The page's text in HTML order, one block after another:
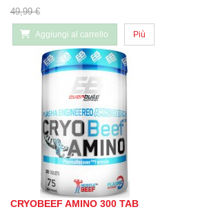
49,99 €
Aggiungi al carrello Più
CRYOBEEF AMINO 300 TAB